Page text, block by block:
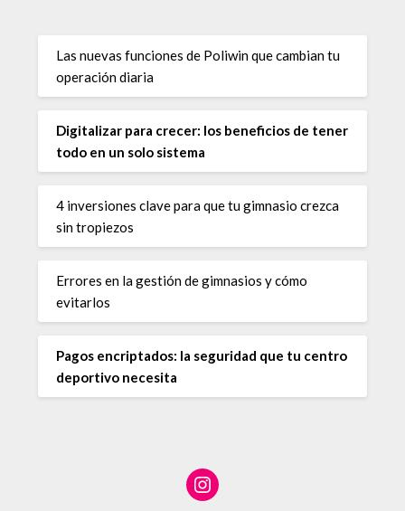
Las nuevas funciones de Poliwin que cambian tu
operación diaria
Digitalizar para crecer: los beneficios de tener
todo en un solo sistema
4 inversiones clave para que tu gimnasio crezca
sin tropiezos
Errores en la gestión de gimnasios y cómo
evitarlos
Pagos encriptados: la seguridad que tu centro
deportivo necesita